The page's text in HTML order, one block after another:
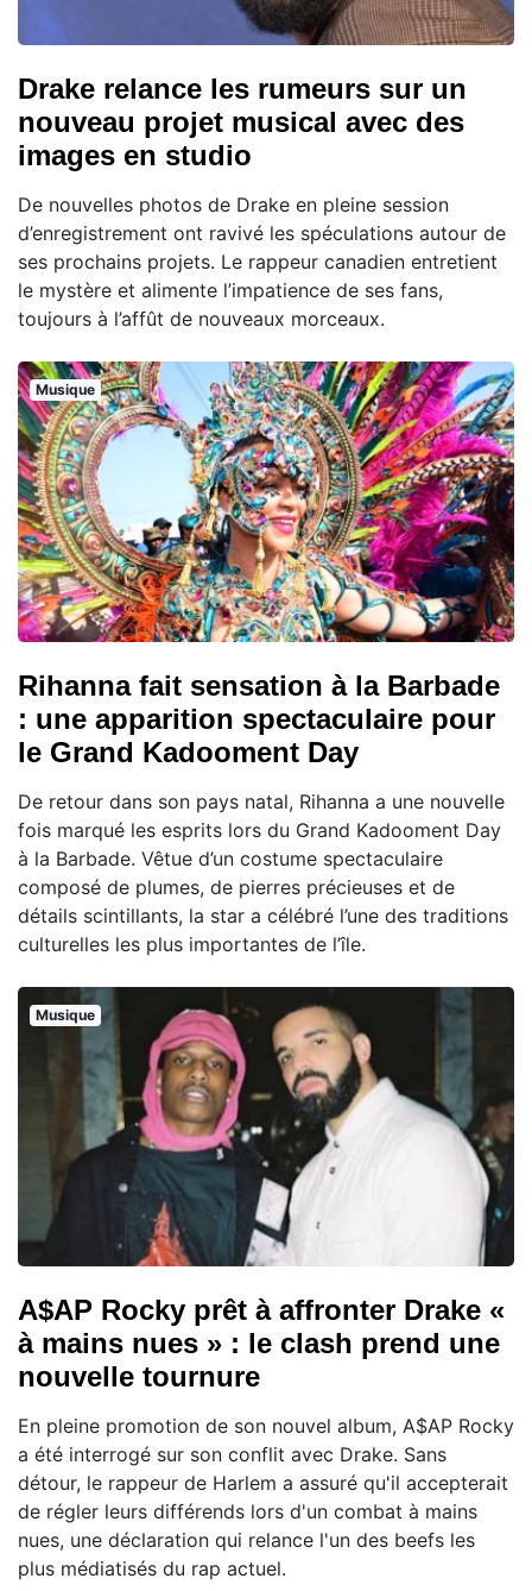
Drake relance les rumeurs sur un
nouveau projet musical avec des
images en studio
De nouvelles photos de Drake en pleine session
d’enregistrement ont ravivé les spéculations autour de
ses prochains projets. Le rappeur canadien entretient
le mystère et alimente l’impatience de ses fans,
toujours à l’affût de nouveaux morceaux.
Musique
Rihanna fait sensation à la Barbade
: une apparition spectaculaire pour
le Grand Kadooment Day
De retour dans son pays natal, Rihanna a une nouvelle
fois marqué les esprits lors du Grand Kadooment Day
à la Barbade. Vêtue d’un costume spectaculaire
composé de plumes, de pierres précieuses et de
détails scintillants, la star a célébré l’une des traditions
culturelles les plus importantes de l’île.
Musique
A$AP Rocky prêt à affronter Drake «
à mains nues » : le clash prend une
nouvelle tournure
En pleine promotion de son nouvel album, A$AP Rocky
a été interrogé sur son conflit avec Drake. Sans
détour, le rappeur de Harlem a assuré qu'il accepterait
de régler leurs différends lors d'un combat à mains
nues, une déclaration qui relance l'un des beefs les
plus médiatisés du rap actuel.